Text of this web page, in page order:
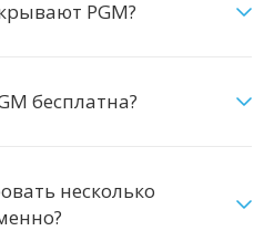
PGM?
бесплатна?
несколько